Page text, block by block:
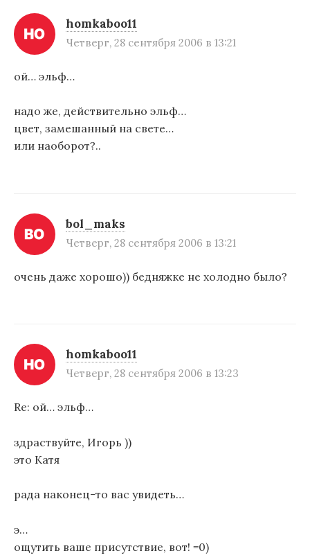
homkaboo11
Четверг, 28 сентября 2006 в 13:21
ой… эльф…
надо же, действительно эльф…
цвет, замешанный на свете…
или наоборот?..
bol_maks
Четверг, 28 сентября 2006 в 13:21
очень даже хорошо)) бедняжке не холодно было?
homkaboo11
Четверг, 28 сентября 2006 в 13:23
Re: ой… эльф…
здраствуйте, Игорь ))
это Катя
рада наконец-то вас увидеть…
э…
ощутить ваше присутствие, вот! =0)